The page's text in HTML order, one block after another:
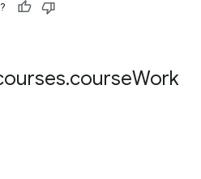
.courseWork